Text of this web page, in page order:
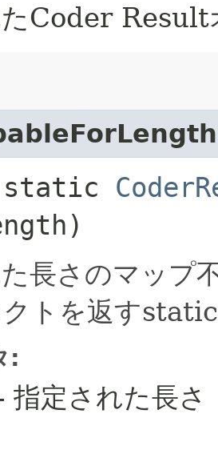
Coder Result
長さのマップ
トを返す
:
指定された長さ